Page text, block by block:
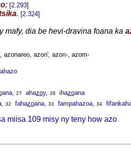
; [2.293]
. [2.324]
mafy, dia be hevi-dravina foana ka
azonareo, azon', azon-, azom-
ana, 27 ahazoy, 28 ihazoana
, 32 fahazoana, 33 fampahazoa, 34
miisa 109 misy ny teny how azo